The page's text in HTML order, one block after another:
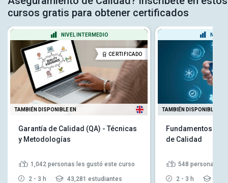
cursos gratis para obtener certificados
NIVEL INTERMEDIO
CERTIFICADO
TAMBIÉN DISPONIBLE EN
Garantía de Calidad (QA) - Técnicas
y Metodologías
1,042 personas les gustó este curso
2 - 3 h 43,281 estudiantes
NIVEL
TAMBIÉN DISPONIBLE EN
Fundamentos del
de Calidad
548 personas
2 - 3 h